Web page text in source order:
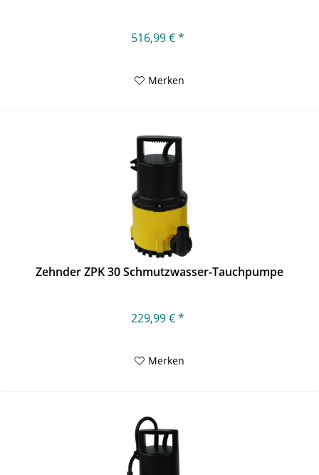
516,99 € *
Merken
Zehnder ZPK 30 Schmutzwasser-Tauchpumpe
229,99 € *
Merken